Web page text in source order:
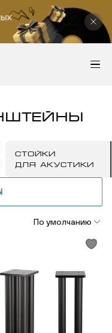
СТОЙКИ
ДЛЯ АКУСТИКИ
По умолчанию